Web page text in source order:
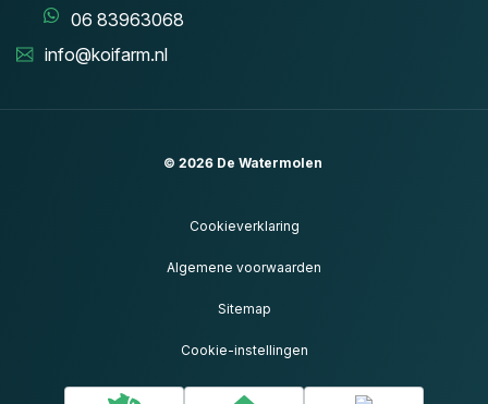
06 83963068
info@koifarm.nl
© 2026 De Watermolen
Cookieverklaring
Algemene voorwaarden
Sitemap
Cookie-instellingen